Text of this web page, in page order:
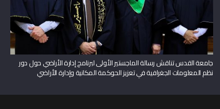
جامعة القدس تناقش رسالة الماجستير الأولى لبرنامج إدارة الأراضي حول دور
نظم المعلومات الجغرافية في تعزيز الحوكمة المكانية وإدارة الأراضي